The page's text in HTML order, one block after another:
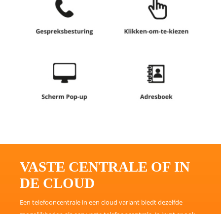
VASTE CENTRALE OF IN
DE CLOUD
Een telefooncentrale in een cloud variant biedt dezelfde